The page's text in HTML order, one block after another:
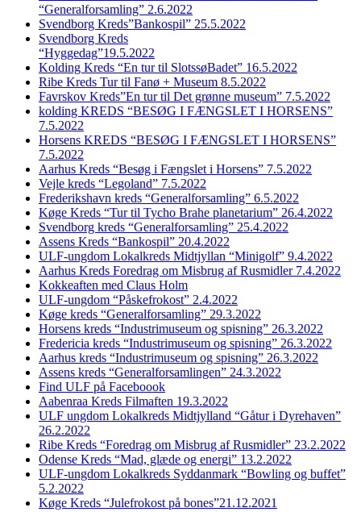
“Generalforsamling” 2.6.2022
Svendborg Kreds”Bankospil” 25.5.2022
Svendborg Kreds
“Hyggedag”19.5.2022
Kolding Kreds “En tur til SlotssøBadet” 16.5.2022
Ribe Kreds Tur til Fanø + Museum 8.5.2022
Favrskov Kreds”En tur til Det grønne museum” 7.5.2022
kolding KREDS “BESØG I FÆNGSLET I HORSENS”
7.5.2022
Horsens KREDS “BESØG I FÆNGSLET I HORSENS”
7.5.2022
Aarhus Kreds “Besøg i Fængslet i Horsens” 7.5.2022
Vejle kreds “Legoland” 7.5.2022
Frederikshavn kreds “Generalforsamling” 6.5.2022
Køge Kreds “Tur til Tycho Brahe planetarium” 26.4.2022
Svendborg kreds “Generalforsamling” 25.4.2022
Assens Kreds “Bankospil” 20.4.2022
ULF-ungdom Lokalkreds Midtjyllan “Minigolf” 9.4.2022
Aarhus Kreds Foredrag om Misbrug af Rusmidler 7.4.2022
Kokkeaften med Claus Holm
ULF-ungdom “Påskefrokost” 2.4.2022
Køge kreds “Generalforsamling” 29.3.2022
Horsens kreds “Industrimuseum og spisning” 26.3.2022
Fredericia kreds “Industrimuseum og spisning” 26.3.2022
Aarhus kreds “Industrimuseum og spisning” 26.3.2022
Assens kreds “Generalforsamlingen” 24.3.2022
Find ULF på Faceboook
Aabenraa Kreds Filmaften 19.3.2022
ULF ungdom Lokalkreds Midtjylland “Gåtur i Dyrehaven”
26.2.2022
Ribe Kreds “Foredrag om Misbrug af Rusmidler” 23.2.2022
Odense Kreds “Mad, glæde og energi” 13.2.2022
ULF-ungdom Lokalkreds Syddanmark “Bowling og buffet”
5.2.2022
Køge Kreds “Julefrokost på bones”21.12.2021